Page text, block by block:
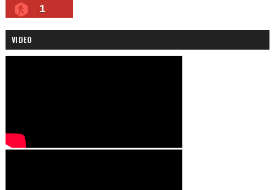
1
VIDEO